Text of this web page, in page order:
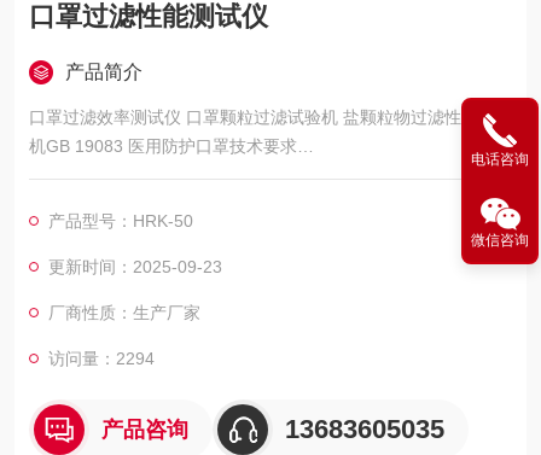
口罩过滤性能测试仪
产品简介
口罩过滤效率测试仪 口罩颗粒过滤试验机 盐颗粒物过滤性能测试
机GB 19083 医用防护口罩技术要求
GB2626 自吸过滤式防颗粒物呼吸器GB 32610 日常防护型口罩
技术规范
产品型号：HRK-50
更新时间：2025-09-23
厂商性质：生产厂家
访问量：2294
产品咨询 13683605035
电话咨询
微信咨询